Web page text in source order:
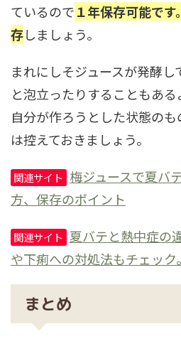
ているので１年保存可能で
存しましょう。
まれにしそジュースが発酵
と泡立ったりすることもある
自分が作ろうとした状態の
は控えておきましょう。
関連サイト 梅ジュースで夏バ
方、保存のポイント
関連サイト 夏バテと熱中症の
や下痢への対処法もチェック。
まとめ